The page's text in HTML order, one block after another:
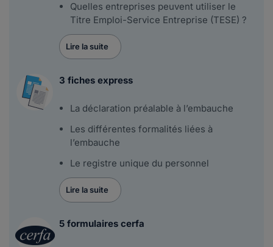
Quelles entreprises peuvent utiliser le
Titre Emploi-Service Entreprise (TESE) ?
Lire la suite
3 fiches express
La déclaration préalable à l’embauche
Les différentes formalités liées à
l’embauche
Le registre unique du personnel
Lire la suite
5 formulaires cerfa